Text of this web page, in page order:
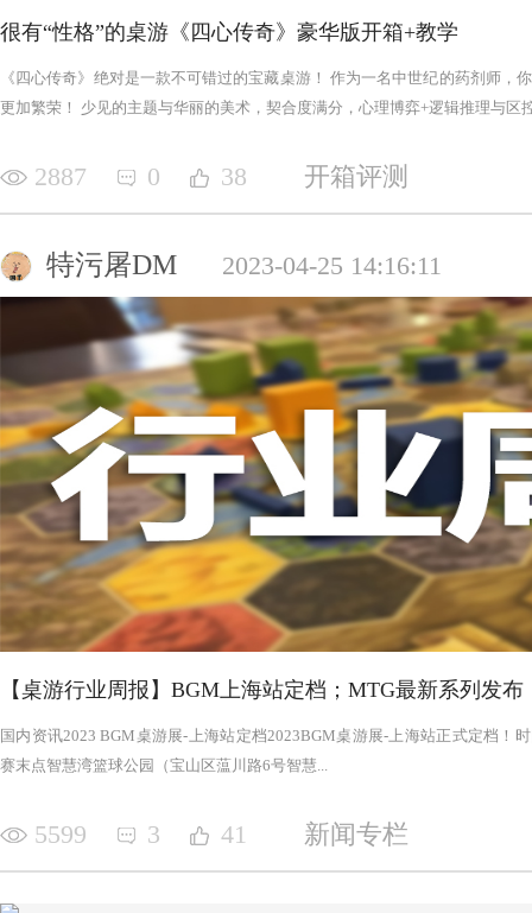
很有“性格”的桌游《四心传奇》豪华版开箱+教学
《四心传奇》绝对是一款不可错过的宝藏桌游！ 作为一名中世纪的药剂师，
更加繁荣！ 少见的主题与华丽的美术，契合度满分，心理博弈+逻辑推理与区
2887 0 38 开箱评测
特污屠DM 2023-04-25 14:16:11
【桌游行业周报】BGM上海站定档；MTG最新系列发布
国内资讯2023 BGM桌游展-上海站定档2023BGM桌游展-上海站正式定档！
赛末点智慧湾篮球公园（宝山区蕰川路6号智慧...
5599 3 41 新闻专栏